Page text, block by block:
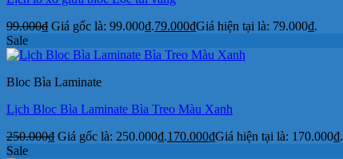
99.000₫ Giá gốc là: 99.000₫.79.000₫Giá hiện tại là: 79.000₫.
Sale
Bloc Bìa Laminate
Lịch Bloc Bìa Laminate Bìa Treo Màu Xanh
250.000₫ Giá gốc là: 250.000₫.170.000₫Giá hiện tại là: 170.000₫.
Sale